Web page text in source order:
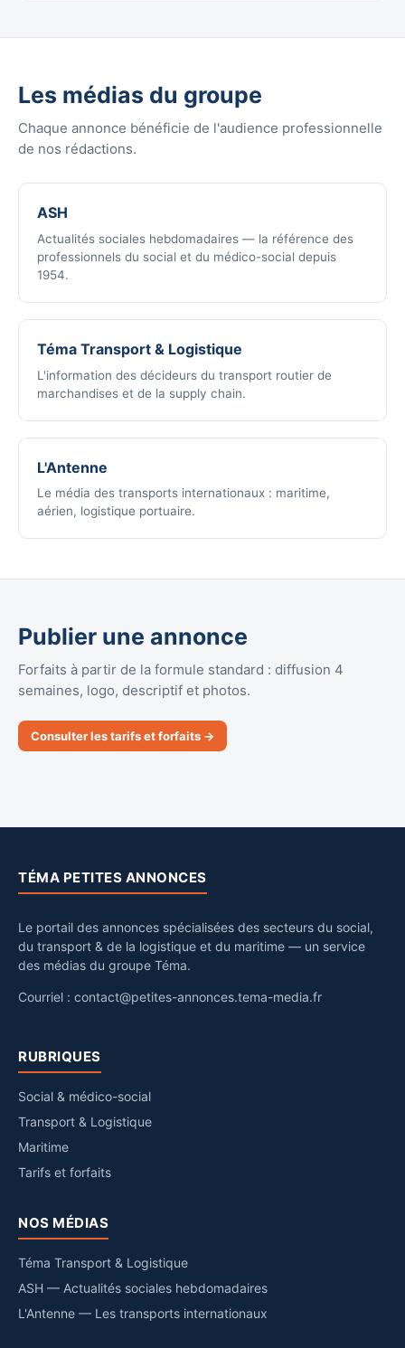
Les médias du groupe
Chaque annonce bénéficie de l'audience professionnelle
de nos rédactions.
ASH
Actualités sociales hebdomadaires — la référence des
professionnels du social et du médico-social depuis
1954.
Téma Transport & Logistique
L'information des décideurs du transport routier de
marchandises et de la supply chain.
L'Antenne
Le média des transports internationaux : maritime,
aérien, logistique portuaire.
Publier une annonce
Forfaits à partir de la formule standard : diffusion 4
semaines, logo, descriptif et photos.
Consulter les tarifs et forfaits →
TÉMA PETITES ANNONCES
Le portail des annonces spécialisées des secteurs du social,
du transport & de la logistique et du maritime — un service
des médias du groupe Téma.
Courriel : contact@petites-annonces.tema-media.fr
RUBRIQUES
Social & médico-social
Transport & Logistique
Maritime
Tarifs et forfaits
NOS MÉDIAS
Téma Transport & Logistique
ASH — Actualités sociales hebdomadaires
L'Antenne — Les transports internationaux